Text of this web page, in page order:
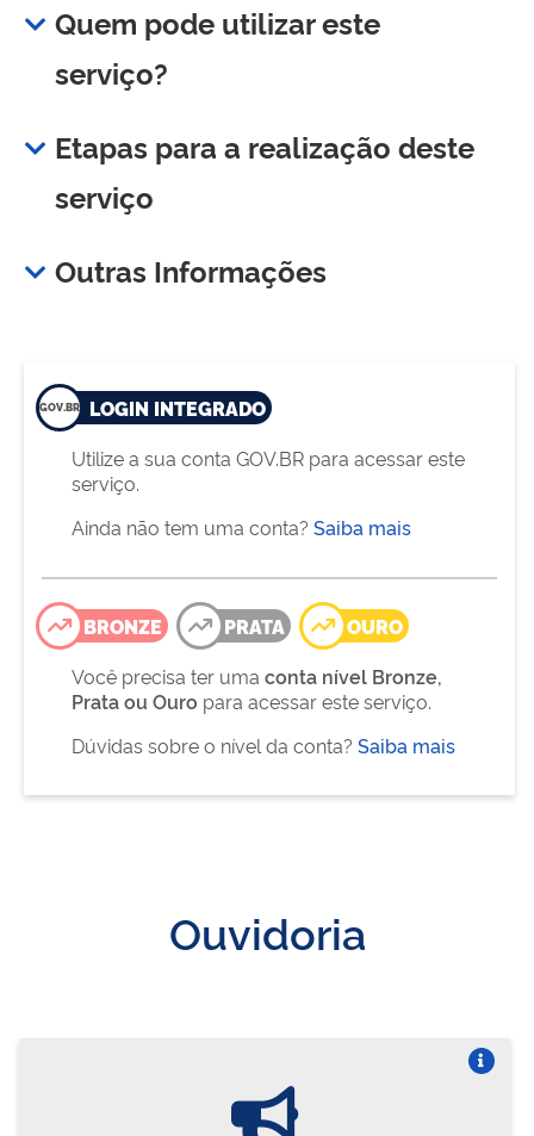
Quem pode utilizar este
serviço?
Etapas para a realização deste
serviço
Outras Informações
LOGIN INTEGRADO
Utilize a sua conta GOV.BR para acessar este
serviço.
Ainda não tem uma conta? Saiba mais
BRONZE PRATA
OURO
Você precisa ter uma conta nível Bronze,
Prata ou Ouro para acessar este serviço.
Dúvidas sobre o nível da conta? Saiba mais
Ouvidoria